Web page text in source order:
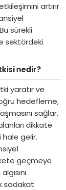
artırır
sürekli
sektördeki
nedir?​
yaratır ve
hedefleme,
sağlar.
dikkate
hale gelir.
geçmeye
sadakat